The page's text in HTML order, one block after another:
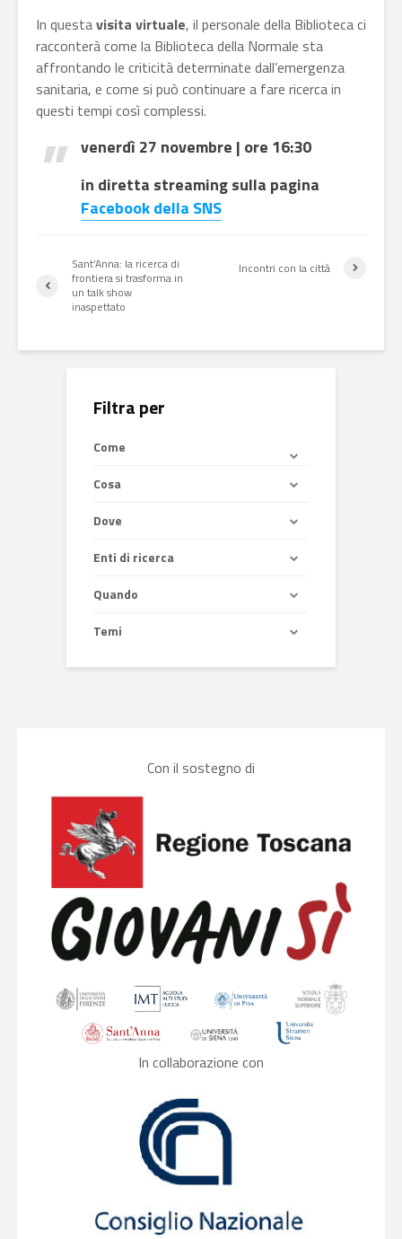
In questavisita virtuale, il personale della Biblioteca ci
racconterà come la Biblioteca della Normale sta
affrontando le criticità determinate dall’emergenza
sanitaria, e come si può continuare a fare ricerca in
questi tempi così complessi.
venerdì 27 novembre | ore 16:30
in diretta streaming sulla pagina
Facebook della SNS
Sant’Anna: la ricerca di
frontiera si trasforma in
un talk show
inaspettato
Incontri con la città
Filtra per
Come
Cosa
Dove
Enti di ricerca
Quando
Temi
Con il sostegno di
In collaborazione con